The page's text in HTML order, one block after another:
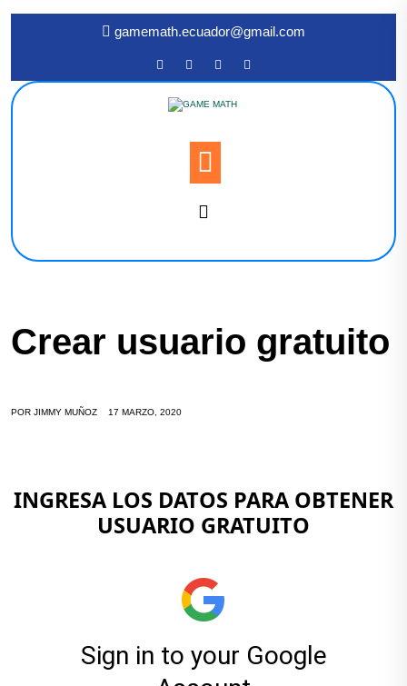
gamemath.ecuador@gmail.com
Crear usuario gratuito
POR JIMMY MUÑOZ 17 MARZO, 2020
INGRESA LOS DATOS PARA OBTENER
USUARIO GRATUITO